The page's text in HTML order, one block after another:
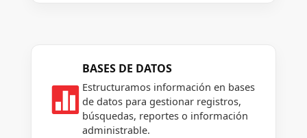

BASES DE DATOS
Estructuramos información en bases
de datos para gestionar registros,
búsquedas, reportes o información
administrable.